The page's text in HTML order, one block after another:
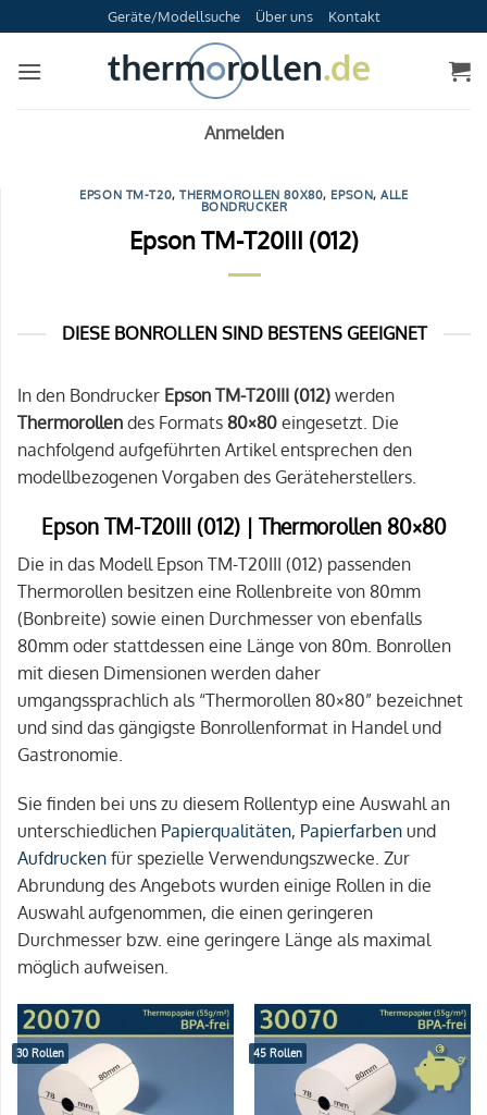
Inhalt
springen
Geräte/Modellsuche Über uns Kontakt
Anmelden
EPSON TM-T20,THERMOROLLEN 80X80, EPSON,ALLE
BONDRUCKER
Epson TM-T20III (012)
DIESE BONROLLEN SIND BESTENS GEEIGNET
In den Bondrucker Epson TM-T20III (012) werden
Thermorollen des Formats 80×80 eingesetzt. Die
nachfolgend aufgeführten Artikel entsprechen den
modellbezogenen Vorgaben des Geräteherstellers.
Epson TM-T20III (012) | Thermorollen 80×80
Die in das Modell Epson TM-T20III (012) passenden
Thermorollen besitzen eine Rollenbreite von 80mm
(Bonbreite) sowie einen Durchmesser von ebenfalls
80mm oder stattdessen eine Länge von 80m. Bonrollen
mit diesen Dimensionen werden daher
umgangssprachlich als “Thermorollen 80×80” bezeichnet
und sind das gängigste Bonrollenformat in Handel und
Gastronomie.
Sie finden bei uns zu diesem Rollentyp eine Auswahl an
unterschiedlichen Papierqualitäten, Papierfarben und
Aufdrucken für spezielle Verwendungszwecke. Zur
Abrundung des Angebots wurden einige Rollen in die
Auswahl aufgenommen, die einen geringeren
Durchmesser bzw. eine geringere Länge als maximal
möglich aufweisen.
30 Rollen 45 Rollen